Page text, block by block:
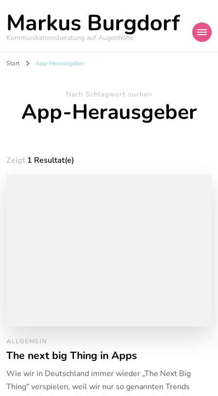
Markus Burgdorf
Kommunikationsberatung auf Augenhöhe
Start App-Herausgeber
Nach Schlagwort suchen
App-Herausgeber
Zeigt 1 Resultat(e)
ALLGEMEIN
The next big Thing in Apps
Wie wir in Deutschland immer wieder „The Next Big
Thing“ verspielen, weil wir nur so genannten Trends